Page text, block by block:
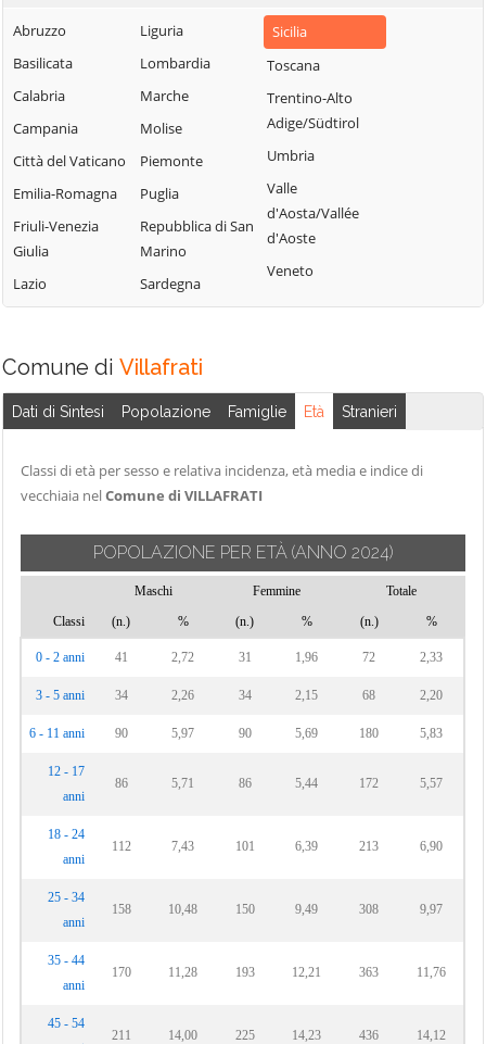
Campofelice di
Campofiorito
Casteldaccia
Castronovo di
Sicilia
Cefalà Diana
Montelepre
Montemaggiore
Belsito
Palermo
Partinico
Petralia Soprana
Sclafani Bagni
Termini Imerese
Terrasini
Torretta
Trabia
Trappeto
Ustica
Valledolmo
Villafrati
Abruzzo
Basilicata
Calabria
Campania
Città del Vaticano
Emilia-Romagna
Friuli-Venezia
Giulia
Lazio
Liguria
Lombardia
Marche
Molise
Piemonte
Puglia
Repubblica di San
Marino
Sardegna
Sicilia
Toscana
Trentino-Alto
Adige/Südtirol
Umbria
Valle
d'Aosta/Vallée
d'Aoste
Veneto
Comune di Villafrati
Dati di Sintesi Popolazione Famiglie Età Stranieri
Classi di età per sesso e relativa incidenza, età media e indice di
vecchiaia nelComune di VILLAFRATI
POPOLAZIONE PER ETÀ (ANNO 2024)
Maschi Femmine
Totale
Classi
(n.) % (n.) % (n.) %
0 - 2 anni 41 2,72 31 1,96 72 2,33
3 - 5 anni 34 2,26 34 2,15 68 2,20
6 - 11 anni 90 5,97 90 5,69 180 5,83
12 - 17
anni
86 5,71 86 5,44 172 5,57
18 - 24
anni
112 7,43 101 6,39 213 6,90
25 - 34
anni
158 10,48 150 9,49 308 9,97
35 - 44
anni
170 11,28 193 12,21 363 11,76
45 - 54
211 14,00 225 14,23 436 14,12